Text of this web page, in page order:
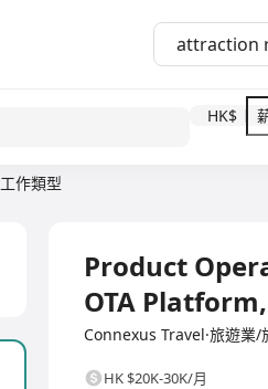
工作類型
HK$
Product
OTA
Connexus Travel·旅遊業/
HK $20K-30K/月